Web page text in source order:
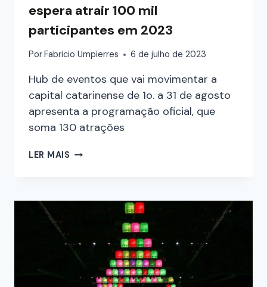
espera atrair 100 mil
participantes em 2023
PorFabricio Umpierres 6 de julho de 2023
Hub de eventos que vai movimentar a
capital catarinense de 1o. a 31 de agosto
apresenta a programação oficial, que
soma 130 atrações
LER MAIS